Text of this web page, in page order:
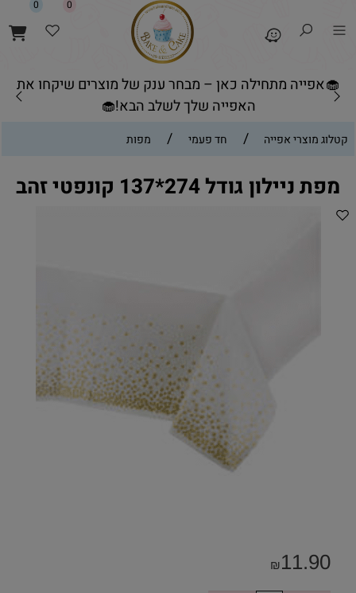
🧁אפייה מתחילה כאן – מבחר ענק של מוצרים שיקחו את
האפייה שלך לשלב הבא!🧁
0 0
קטלוג מוצרי אפייה / חד פעמי / מפות
מפת ניילון גודל 274*137 קונפטי זהב
₪11.90